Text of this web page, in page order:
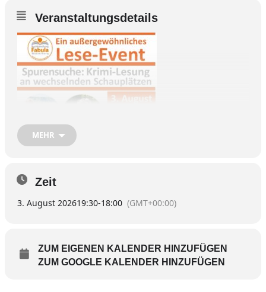
Veranstaltungsdetails
zu einem besonderen Krimi-Erlebnis ein: einer
Lesung mit Spurensuche an originalen
MEHR
Zeit
3. August 202619:30-18:00 (GMT+00:00)
ZUM EIGENEN KALENDER HINZUFÜGEN
ZUM GOOGLE KALENDER HINZUFÜGEN